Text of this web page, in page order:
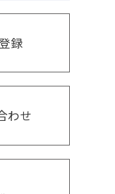
録
わせ